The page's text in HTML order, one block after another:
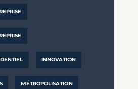
INNOVATION
MÉTROPOLISATION